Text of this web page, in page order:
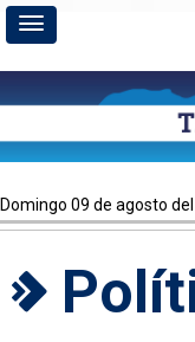
domingo 09 de agosto